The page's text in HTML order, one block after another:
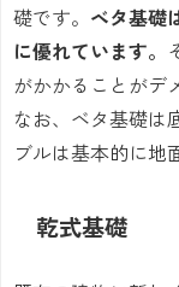
礎です。 ベタ基礎
に優れています。
がかかることがデ
なお、ベタ基礎は
ブルは基本的に地
乾式基礎